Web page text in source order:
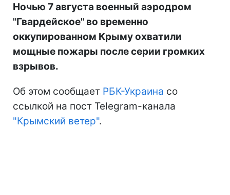
Ночью 7 августа военный аэродром
"Гвардейское" во временно
оккупированном Крыму охватили
мощные пожары после серии громких
взрывов.
Об этом сообщает РБК-Украина со
ссылкой на пост Telegram-канала
"Крымский ветер".